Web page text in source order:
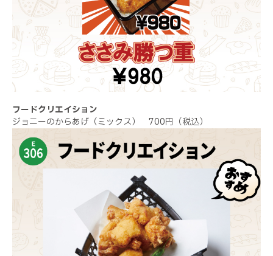
フードクリエイション
ジョニーのからあげ（ミックス） 700円（税込）